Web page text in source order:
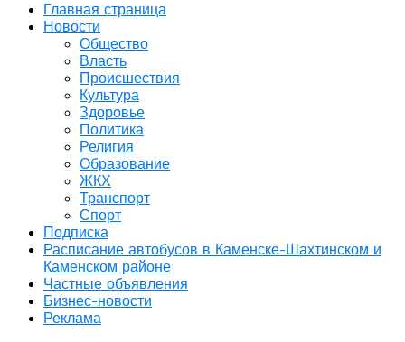
Главная страница
Новости
Общество
Власть
Происшествия
Культура
Здоровье
Политика
Религия
Образование
ЖКХ
Транспорт
Спорт
Подписка
Расписание автобусов в Каменске-Шахтинском и
Каменском районе
Частные объявления
Бизнес-новости
Реклама